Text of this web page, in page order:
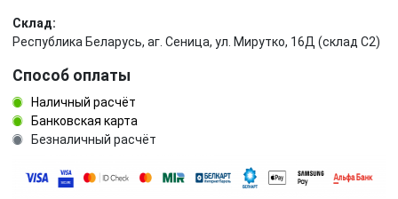
Склад:
Республика Беларусь, аг. Сеница, ул. Мирутко, 16Д (склад С2)
Способ оплаты
Наличный расчёт
Банковская карта
Безналичный расчёт